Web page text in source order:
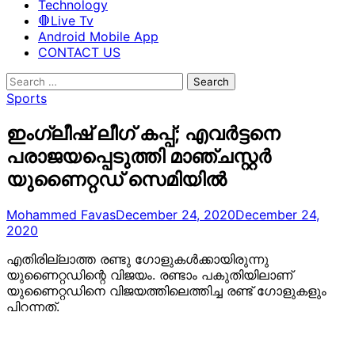
Technology
🛑Live Tv
Android Mobile App
CONTACT US
Search
for:
Sports
ഇംഗ്ലീഷ് ലീഗ് കപ്പ്; എവര്‍ട്ടനെ
പരാജയപ്പെടുത്തി മാഞ്ചസ്റ്റര്‍
യുണൈറ്റഡ് സെമിയില്‍
Mohammed FavasDecember 24, 2020December 24,
2020
എതിരില്ലാത്ത രണ്ടു ഗോളുകൾക്കായിരുന്നു
യുണൈറ്റഡിന്റെ വിജയം. രണ്ടാം പകുതിയിലാണ്
യുണൈറ്റഡിനെ വിജയത്തിലെത്തിച്ച രണ്ട് ഗോളുകളും
പിറന്നത്.